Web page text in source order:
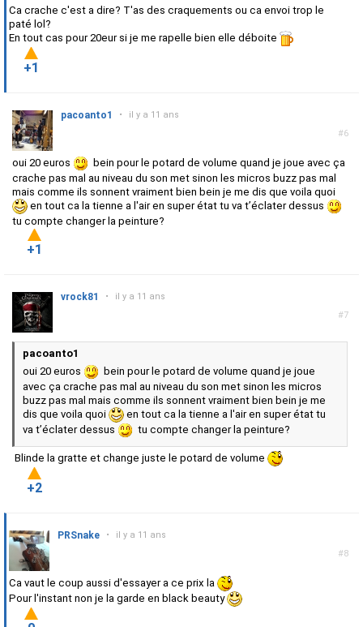
Ca crache c'est a dire? T'as des craquements ou ca envoi trop le
paté lol?
En tout cas pour 20eur si je me rapelle bien elle déboite
+1
#6
pacoanto1 • il y a 11 ans
oui 20 euros
bein pour le potard de volume quand je joue avec ça
crache pas mal au niveau du son met sinon les micros buzz pas mal
mais comme ils sonnent vraiment bien bein je me dis que voila quoi
en tout ca la tienne a l'air en super état tu va t’éclater dessus
tu compte changer la peinture?
+1
#7
vrock81 • il y a 11 ans
pacoanto1
oui 20 euros
bein pour le potard de volume quand je joue
avec ça crache pas mal au niveau du son met sinon les micros
buzz pas mal mais comme ils sonnent vraiment bien bein je me
dis que voila quoi
en tout ca la tienne a l'air en super état tu
va t’éclater dessus
tu compte changer la peinture?
Blinde la gratte et change juste le potard de volume
+2
#8
PRSnake • il y a 11 ans
Ca vaut le coup aussi d'essayer a ce prix la
Pour l'instant non je la garde en black beauty